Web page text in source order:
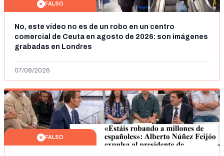
FALSO
No, este vídeo no es de un robo en un centro
comercial de Ceuta en agosto de 2026: son imágenes
grabadas en Londres
07/08/2026
FALSO